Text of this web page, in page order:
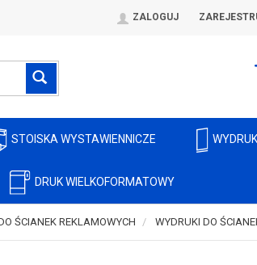
ZALOGUJ
STOISKA WYSTAWIENNICZE WYDRUKI
DRUK WIELKOFORMATOWY
ŚCIANEK REKLAMOWYCH WYDRUKI DO